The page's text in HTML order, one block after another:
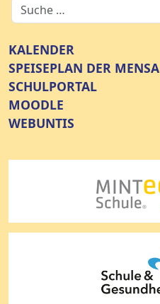
KALENDER
SPEISEPLAN DER MENSA
SCHULPORTAL
MOODLE
WEBUNTIS